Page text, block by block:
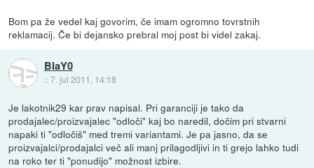
Bom pa že vedel kaj govorim, če imam ogromno tovrstnih
reklamacij. Če bi dejansko prebral moj post bi videl zakaj.
BlaY0
::7. jul 2011, 14:18
Je lakotnik29 kar prav napisal. Pri garanciji je tako da
prodajalec/proizvajalec "odloči" kaj bo naredil, dočim pri stvarni
napaki ti "odločiš" med tremi variantami. Je pa jasno, da se
proizvajalci/prodajalci več ali manj prilagodljivi in ti grejo lahko tudi
na roko ter ti "ponudijo" možnost izbire.